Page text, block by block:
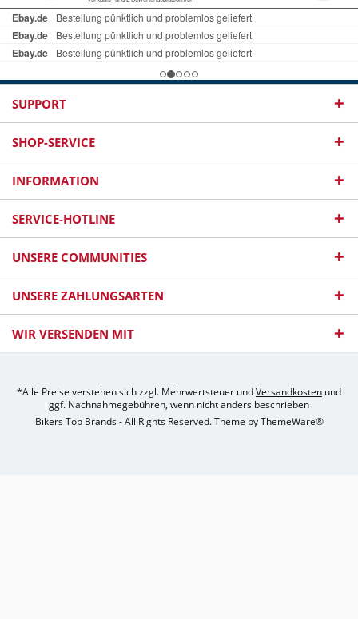
SUPPORT
SHOP-SERVICE
INFORMATION
SERVICE-HOTLINE
UNSERE COMMUNITIES
UNSERE ZAHLUNGSARTEN
WIR VERSENDEN MIT
*Alle Preise verstehen sich zzgl. Mehrwertsteuer undVersandkosten und
ggf. Nachnahmegebühren, wenn nicht anders beschrieben
Bikers Top Brands - All Rights Reserved. Theme byThemeWare®